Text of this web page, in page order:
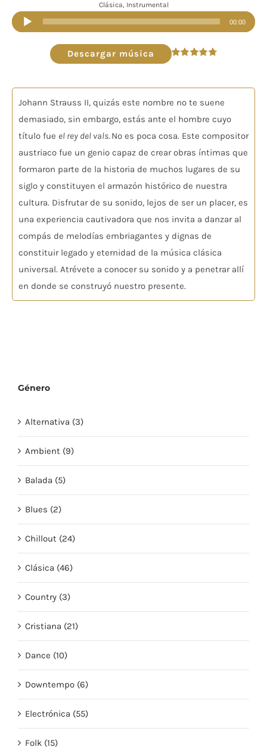
Clásica, Instrumental
Reproductor
de
audio
00:00
Descargar música
Johann Strauss II, quizás este nombre no te suene
demasiado, sin embargo, estás ante el hombre cuyo
título fue el rey del vals. No es poca cosa. Este compositor
austriaco fue un genio capaz de crear obras íntimas que
formaron parte de la historia de muchos lugares de su
siglo y constituyen el armazón histórico de nuestra
cultura. Disfrutar de su sonido, lejos de ser un placer, es
una experiencia cautivadora que nos invita a danzar al
compás de melodías embriagantes y dignas de
constituir legado y eternidad de la música clásica
universal. Atrévete a conocer su sonido y a penetrar allí
en donde se construyó nuestro presente.
Género
Alternativa (3)
Ambient (9)
Balada (5)
Blues (2)
Chillout (24)
Clásica (46)
Country (3)
Cristiana (21)
Dance (10)
Downtempo (6)
Electrónica (55)
Folk (15)